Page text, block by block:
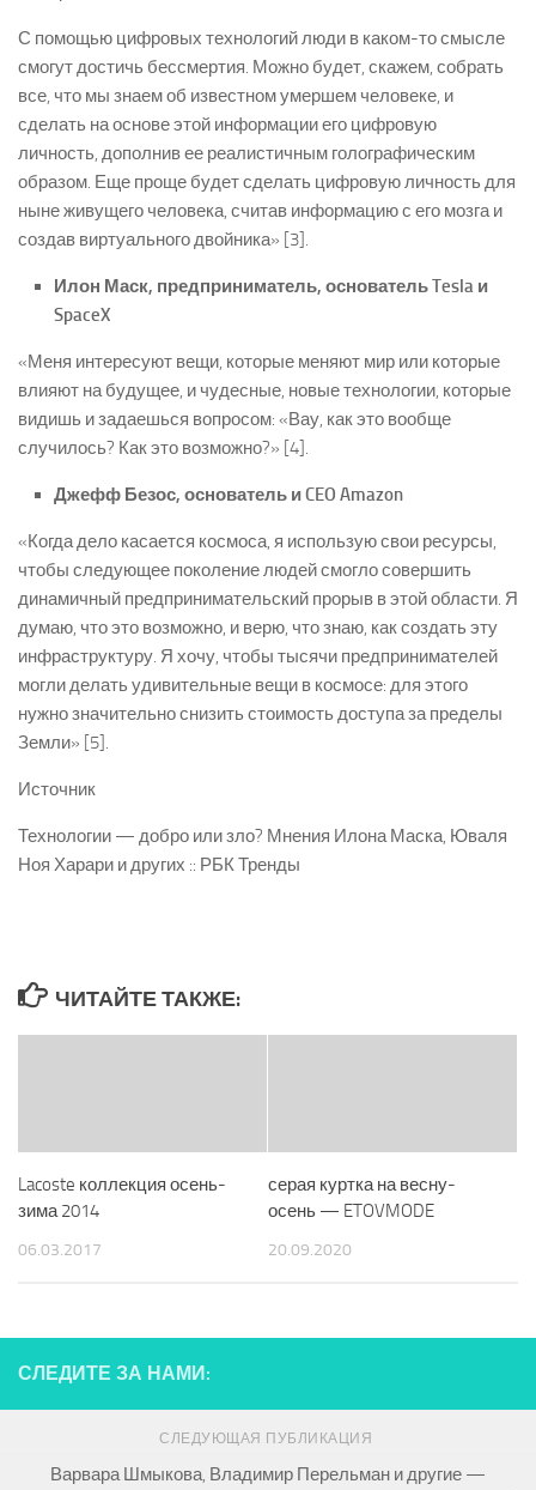
С помощью цифровых технологий люди в каком-то смысле
смогут достичь бессмертия. Можно будет, скажем, собрать
все, что мы знаем об известном умершем человеке, и
сделать на основе этой информации его цифровую
личность, дополнив ее реалистичным голографическим
образом. Еще проще будет сделать цифровую личность для
ныне живущего человека, считав информацию с его мозга и
создав виртуального двойника» [3].
Илон Маск, предприниматель, основатель Tesla и
SpaceX
«Меня интересуют вещи, которые меняют мир или которые
влияют на будущее, и чудесные, новые технологии, которые
видишь и задаешься вопросом: «Вау, как это вообще
случилось? Как это возможно?» [4].
Джефф Безос, основатель и CEO Amazon
«Когда дело касается космоса, я использую свои ресурсы,
чтобы следующее поколение людей смогло совершить
динамичный предпринимательский прорыв в этой области. Я
думаю, что это возможно, и верю, что знаю, как создать эту
инфраструктуру. Я хочу, чтобы тысячи предпринимателей
могли делать удивительные вещи в космосе: для этого
нужно значительно снизить стоимость доступа за пределы
Земли» [5].
Источник
Технологии — добро или зло? Мнения Илона Маска, Юваля
Ноя Харари и других :: РБК Тренды
ЧИТАЙТЕ ТАКЖЕ:
Lacoste коллекция осень-
зима 2014
06.03.2017
серая куртка на весну-
осень — ETOVMODE
20.09.2020
СЛЕДИТЕ ЗА НАМИ:
СЛЕДУЮЩАЯ ПУБЛИКАЦИЯ
Варвара Шмыкова, Владимир Перельман и другие —